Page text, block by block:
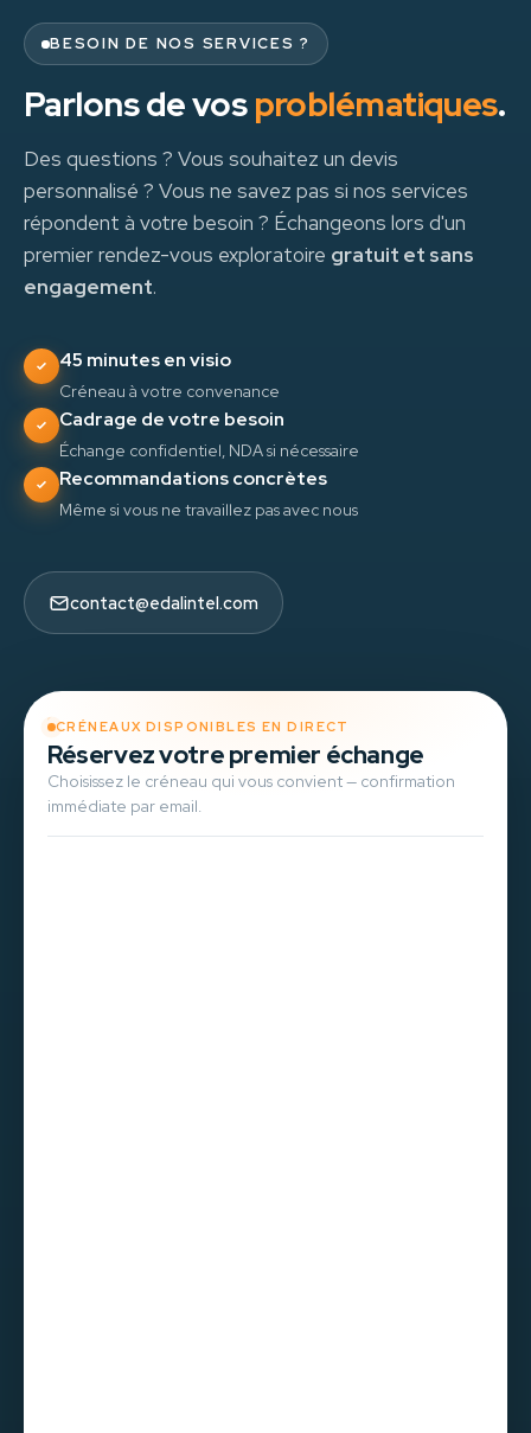
BESOIN DE NOS SERVICES ?
Parlons de vosproblématiques.
Des questions ? Vous souhaitez un devis
personnalisé ? Vous ne savez pas si nos services
répondent à votre besoin ? Échangeons lors d'un
premier rendez-vous exploratoire gratuit et sans
engagement.
45 minutes en visio
Créneau à votre convenance
Cadrage de votre besoin
Échange confidentiel, NDA si nécessaire
Recommandations concrètes
Même si vous ne travaillez pas avec nous
contact@edalintel.com
CRÉNEAUX DISPONIBLES EN DIRECT
Réservez votre premier échange
Choisissez le créneau qui vous convient — confirmation
immédiate par email.